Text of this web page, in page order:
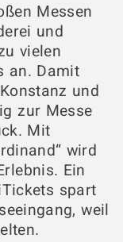
Messen
und
vielen
an. Damit
und
zur Messe
Mit
wird
Ein
spart
weil